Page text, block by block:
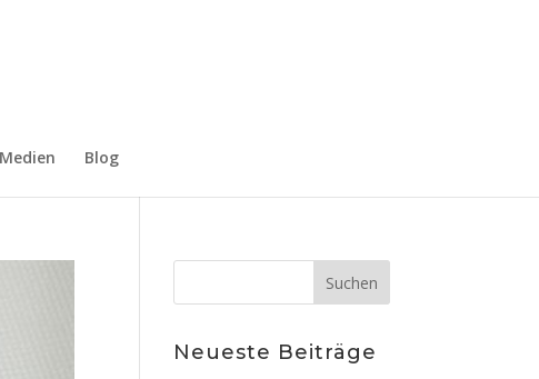
Blog
Neueste Beiträge